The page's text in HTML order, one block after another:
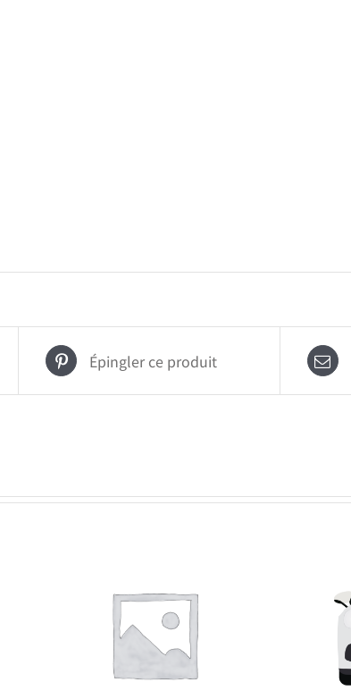
Épingler ce produit